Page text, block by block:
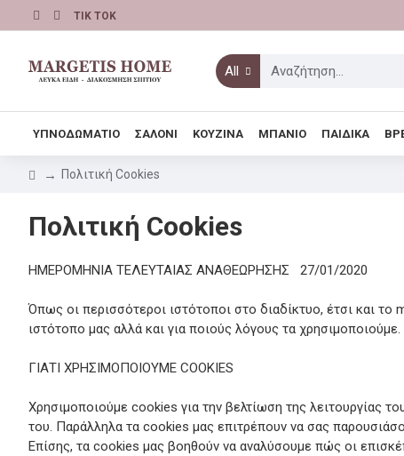
TIK TOK
All
ΥΠΝΟΔΩΜΑΤΙΟ ΣΑΛΟΝΙ ΚΟΥΖΙΝΑ ΜΠΑΝΙΟ ΠΑΙΔΙΚΑ
Πολιτική Cookies
Πολιτική Cookies
ΗΜΕΡΟΜΗΝΙΑ ΤΕΛΕΥΤΑΙΑΣ ΑΝΑΘΕΩΡΗΣΗΣ 27/01/2020
Όπως οι περισσότεροι ιστότοποι στο διαδίκτυο, έτσι και
ιστότοπο μας αλλά και για ποιούς λόγους τα
ΓΙΑΤΙ ΧΡΗΣΙΜΟΠΟΙΟΥΜΕ COOKIES
Χρησιμοποιούμε cookies για την βελτίωση της λειτουργίας
του. Παράλληλα τα cookies μας επιτρέπουν να σας
Επίσης, τα cookies μας βοηθούν να αναλύσουμε πώς οι